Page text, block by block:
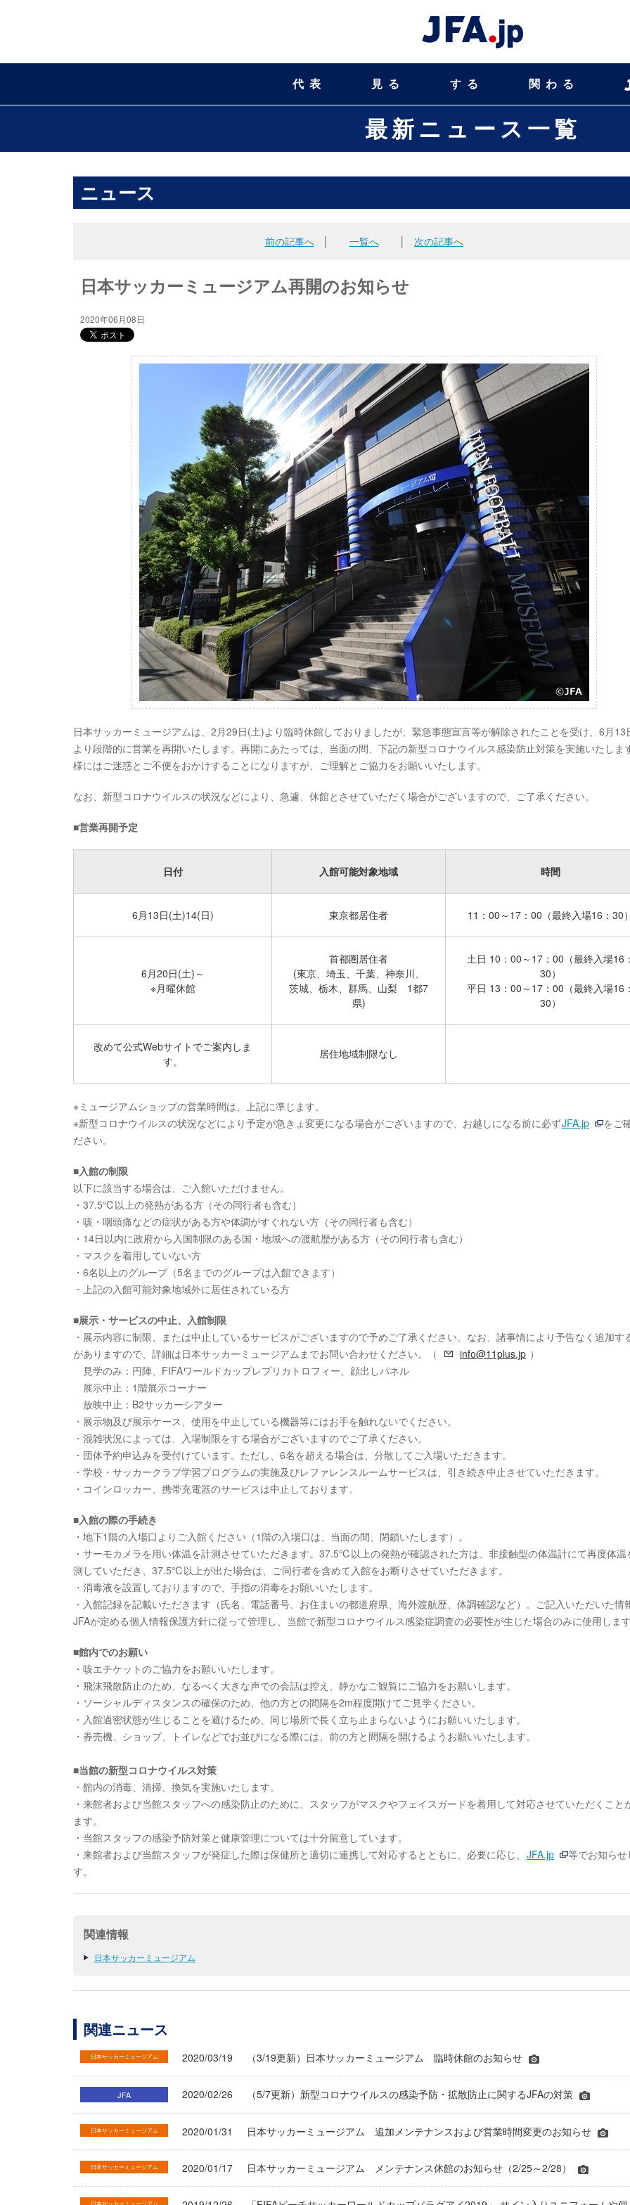
代表 見る する 関わる
最新ニュース一覧
ニュース
前の記事へ│ 一覧へ 次の記事へ
日本サッカーミュージアム再開のお知らせ
2020年06月08日
日本サッカーミュージアムは、2月29日(土)より臨時休館しておりましたが、緊急事態宣言等が解除されたことを受け、6月13
より段階的に営業を再開いたします。再開にあたっては、当面の間、下記の新型コロナウイルス感染防止対策を実施いたしま
様にはご迷惑とご不便をおかけすることになりますが、ご理解とご協力をお願いいたします。
なお、新型コロナウイルスの状況などにより、急遽、休館とさせていただく場合がございますので、ご了承ください。
■営業再開予定
日付 入館可能対象地域 時間
6月13日(土)14(日) 東京都居住者 11：00～17：00（最終入場16：30）
6月20日(土)～
※月曜休館
首都圏居住者
(東京、埼玉、千葉、神奈川、
茨城、栃木、群馬、山梨 1都7
県)
土日 10：00～17：00（最終入場16：
30）
平日 13：00～17：00（最終入場16：
30）
改めて公式Webサイトでご案内しま
す。
居住地域制限なし
※ミュージアムショップの営業時間は、上記に準じます。
※新型コロナウイルスの状況などにより予定が急きょ変更になる場合がございますので、お越しになる前に必ずJFA.jp
をご
ださい。
■入館の制限
以下に該当する場合は、ご入館いただけません。
・37.5℃以上の発熱がある方（その同行者も含む）
・咳・咽頭痛などの症状がある方や体調がすぐれない方（その同行者も含む）
・14日以内に政府から入国制限のある国・地域への渡航歴がある方（その同行者も含む）
・マスクを着用していない方
・6名以上のグループ（5名までのグループは入館できます）
・上記の入館可能対象地域外に居住されている方
■展示・サービスの中止、入館制限
・展示内容に制限、または中止しているサービスがございますので予めご了承ください。なお、諸事情により予告なく追加す
がありますので、詳細は日本サッカーミュージアムまでお問い合わせください。（
info@11plus.jp ）
見学のみ：円陣、FIFAワールドカップレプリカトロフィー、顔出しパネル
展示中止：1階展示コーナー
放映中止：B2サッカーシアター
・展示物及び展示ケース、使用を中止している機器等にはお手を触れないでください。
・混雑状況によっては、入場制限をする場合がございますのでご了承ください。
・団体予約申込みを受付けています。ただし、6名を超える場合は、分散してご入場いただきます。
・学校・サッカークラブ学習プログラムの実施及びレファレンスルームサービスは、引き続き中止させていただきます。
・コインロッカー、携帯充電器のサービスは中止しております。
■入館の際の手続き
・地下1階の入場口よりご入館ください（1階の入場口は、当面の間、閉鎖いたします）。
・サーモカメラを用い体温を計測させていただきます。37.5℃以上の発熱が確認された方は、非接触型の体温計にて再度体温
測していただき、37.5℃以上が出た場合は、ご同行者を含めて入館をお断りさせていただきます。
・消毒液を設置しておりますので、手指の消毒をお願いいたします。
・入館記録を記載いただきます（氏名、電話番号、お住まいの都道府県、海外渡航歴、体調確認など）。ご記入いただいた情
JFAが定める個人情報保護方針に従って管理し、当館で新型コロナウイルス感染症調査の必要性が生じた場合のみに使用します
■館内でのお願い
・咳エチケットのご協力をお願いいたします。
・飛沫飛散防止のため、なるべく大きな声での会話は控え、静かなご観覧にご協力をお願いします。
・ソーシャルディスタンスの確保のため、他の方との間隔を2m程度開けてご見学ください。
・入館過密状態が生じることを避けるため、同じ場所で長く立ち止まらないようにお願いいたします。
・券売機、ショップ、トイレなどでお並びになる際には、前の方と間隔を開けるようお願いいたします。
■当館の新型コロナウイルス対策
・館内の消毒、清掃、換気を実施いたします。
・来館者および当館スタッフへの感染防止のために、スタッフがマスクやフェイスガードを着用して対応させていただくこと
ます。
・当館スタッフの感染予防対策と健康管理については十分留意しています。
・来館者および当館スタッフが発症した際は保健所と適切に連携して対応するとともに、必要に応じ、 JFA.jp
等でお知らせ
す。
関連情報
日本サッカーミュージアム
関連ニュース
日本サッカーミュージアム 2020/03/19 （3/19更新）日本サッカーミュージアム 臨時休館のお知らせ
JFA 2020/02/26 （5/7更新）新型コロナウイルスの感染予防・拡散防止に関するJFAの対策
日本サッカーミュージアム 2020/01/31 日本サッカーミュージアム 追加メンテナンスおよび営業時間変更のお知らせ
日本サッカーミュージアム 2020/01/17 日本サッカーミュージアム メンテナンス休館のお知らせ（2/25～2/28）
日本サッカーミュージアム